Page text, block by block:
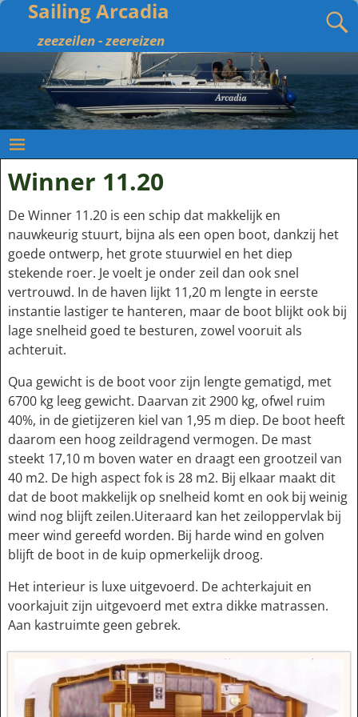
Sailing Arcadia
zeezeilen - zeereizen
Winner 11.20
De Winner 11.20 is een schip dat makkelijk en
nauwkeurig stuurt, bijna als een open boot, dankzij het
goede ontwerp, het grote stuurwiel en het diep
stekende roer. Je voelt je onder zeil dan ook snel
vertrouwd. In de haven lijkt 11,20 m lengte in eerste
instantie lastiger te hanteren, maar de boot blijkt ook bij
lage snelheid goed te besturen, zowel vooruit als
achteruit.
Qua gewicht is de boot voor zijn lengte gematigd, met
6700 kg leeg gewicht. Daarvan zit 2900 kg, ofwel ruim
40%, in de gietijzeren kiel van 1,95 m diep. De boot heeft
daarom een hoog zeildragend vermogen. De mast
steekt 17,10 m boven water en draagt een grootzeil van
40 m2. De high aspect fok is 28 m2. Bij elkaar maakt dit
dat de boot makkelijk op snelheid komt en ook bij weinig
wind nog blijft zeilen.Uiteraard kan het zeiloppervlak bij
meer wind gereefd worden. Bij harde wind en golven
blijft de boot in de kuip opmerkelijk droog.
Het interieur is luxe uitgevoerd. De achterkajuit en
voorkajuit zijn uitgevoerd met extra dikke matrassen.
Aan kastruimte geen gebrek.